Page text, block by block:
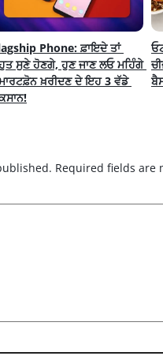
Phone: ਫ਼ਾਇਦੇ ਤਾਂ
ਸੁਣੇ ਹੋਣਗੇ, ਹੁਣ ਜਾਣ ਲਓ ਮਹਿੰਗੇ
ਖ਼ਰੀਦਣ ਦੇ ਇਹ 3 ਵੱਡੇ
Required fields are